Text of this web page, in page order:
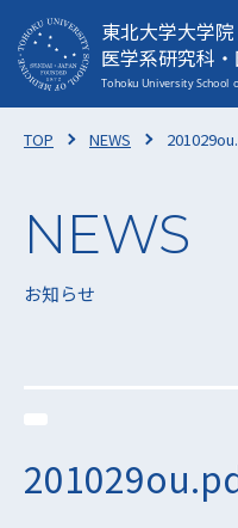
東北大学大学院
医学系研究科
TOP NEWS
お知らせ